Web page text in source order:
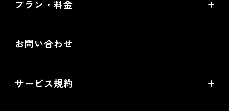
グループコンサルティング「EC実践会®」
EC情報メディア
配送・送料機能（upgrade版）相談
機能一覧
プラン・料金
Goldプラン
お問い合わせ
サービス規約